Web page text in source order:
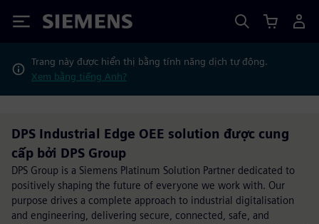
Siemens
Trang này được hiển thị bằng tính năng dịch tự động.
Xem bằng tiếng Anh?
DPS Industrial Edge OEE solution được cung
cấp bởi DPS Group
DPS Group is a Siemens Platinum Solution Partner dedicated to
positively shaping the future of everyone we work with. Our
purpose drives a complete approach to industrial digitalisation
and engineering, delivering secure, connected, safe, and